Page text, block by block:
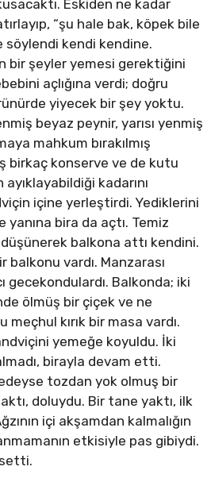
Eskiden ne kadar
“şu hale bak, köpek bile
söylendi kendi kendine.
bir şeyler yemesi gerektiğini
açlığına verdi; doğru
yiyecek bir şey yoktu.
beyaz peynir, yarısı yenmiş
mahkum bırakılmış
birkaç konserve ve de kutu
kadarını
içine yerleştirdi. Yediklerini
bira da açtı. Temiz
balkona attı kendini.
balkonu vardı. Manzarası
gecekondulardı. Balkonda; iki
ölmüş bir çiçek ve ne
meçhul kırık bir masa vardı.
yemeğe koyuldu. İki
birayla devam etti.
tozdan yok olmuş bir
doluydu. Bir tane yaktı, ilk
içi akşamdan kalmalığın
etkisiyle pas gibiydi.